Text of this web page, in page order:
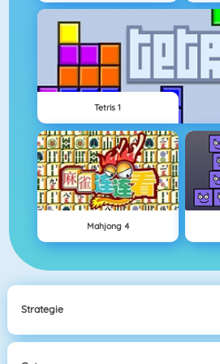
Tetris 1
Mahjong 4
Strategie